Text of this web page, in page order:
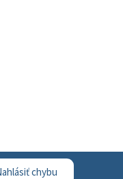
chybu